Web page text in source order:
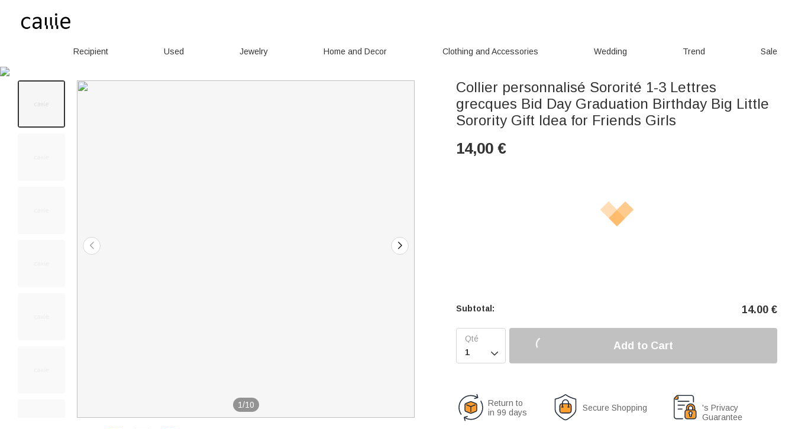
Recipient Used Jewelry Home and Decor Clothing and Accessories Wedding Trend Sale
1/10
Collier personnalisé Sororité 1-3 Lettres
grecques Bid Day Graduation Birthday Big Little
Sorority Gift Idea for Friends Girls
14,00 €
Subtotal: 14.00 €

Add to Cart
Return to
in 99 days
Secure Shopping
's Privacy
Guarantee